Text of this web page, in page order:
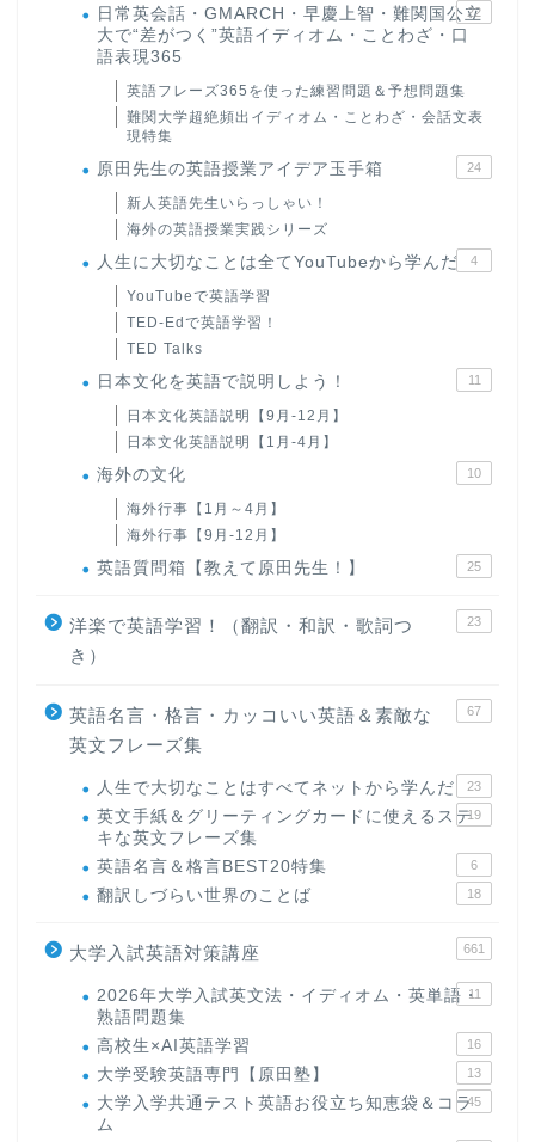
日常英会話・GMARCH・早慶上智・難関国公立
大で“差がつく”英語イディオム・ことわざ・口
語表現365
22
英語フレーズ365を使った練習問題＆予想問題集
難関大学超絶頻出イディオム・ことわざ・会話文表
現特集
原田先生の英語授業アイデア玉手箱 24
新人英語先生いらっしゃい！
海外の英語授業実践シリーズ
人生に大切なことは全てYouTubeから学んだ 4
YouTubeで英語学習
TED-Edで英語学習！
TED Talks
日本文化を英語で説明しよう！ 11
日本文化英語説明【9月-12月】
日本文化英語説明【1月-4月】
海外の文化 10
海外行事【1月～4月】
海外行事【9月-12月】
英語質問箱【教えて原田先生！】 25
洋楽で英語学習！（翻訳・和訳・歌詞つ
き）
23
英語名言・格言・カッコいい英語＆素敵な
英文フレーズ集
67
人生で大切なことはすべてネットから学んだ 23
英文手紙＆グリーティングカードに使えるステ
キな英文フレーズ集
19
英語名言＆格言BEST20特集 6
翻訳しづらい世界のことば 18
大学入試英語対策講座 661
2026年大学入試英文法・イディオム・英単語・
熟語問題集
11
高校生×AI英語学習 16
大学受験英語専門【原田塾】 13
大学入学共通テスト英語お役立ち知恵袋＆コラ
ム
45